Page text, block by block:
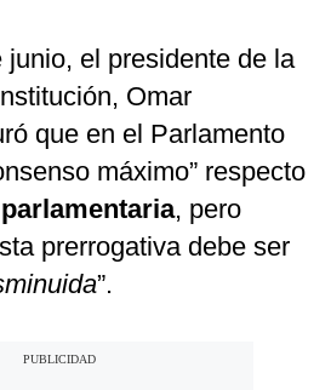
junio, el presidente de la
Omar
que en el Parlamento
máximo” respecto
, pero
prerrogativa debe ser
”.